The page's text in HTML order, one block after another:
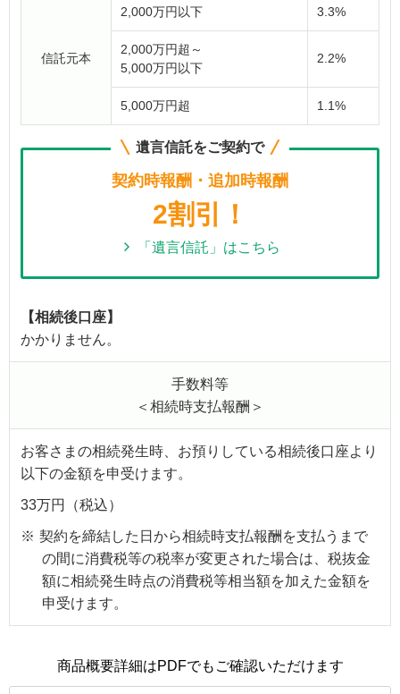
信託元本
2,000万円以下 3.3%
2,000万円超～
5,000万円以下
2.2%
5,000万円超 1.1%
遺言信託をご契約で
契約時報酬・追加時報酬
2割引！
「遺言信託」はこちら
【相続後口座】
かかりません。
手数料等
＜相続時支払報酬＞
お客さまの相続発生時、お預りしている相続後口座より
以下の金額を申受けます。
33万円（税込）
※ 契約を締結した日から相続時支払報酬を支払うまで
の間に消費税等の税率が変更された場合は、税抜金
額に相続発生時点の消費税等相当額を加えた金額を
申受けます。
商品概要詳細はPDFでもご確認いただけます